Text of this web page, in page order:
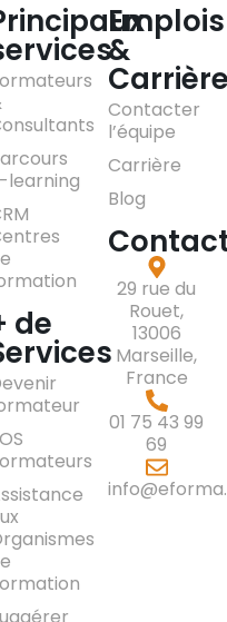
learning
de
Emplois
&
Contacter
l’équipe
Carrière
Blog
29 rue du
Rouet,
13006
Marseille,
France
01 75 43 99
69